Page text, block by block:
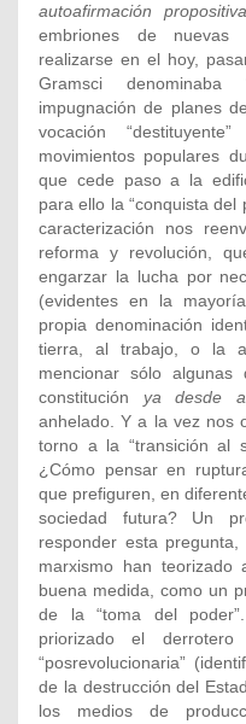
autoafirmación propositiva.
embriones de nuevas
realizarse en el hoy,
Gramsci
impugnación de planes
vocación
movimientos populares
que cede paso a la
para ello la “conquista del
caracterización nos
reforma y revolución,
engarzar la lucha por
(evidentes en la
propia denominación
tierra, al trabajo, o la
mencionar sólo
constitución ya desde
anhelado. Y a la vez nos
torno a la “transición al
¿Cómo pensar en
que prefiguren, en
sociedad futura? Un
responder esta
marxismo han teorizado
buena medida, como un
de la “toma del
priorizado el
“posrevolucionaria”
de la destrucción del
los medios de